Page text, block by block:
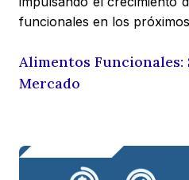
funcionales en los
Alimentos Funcionales:
Mercado